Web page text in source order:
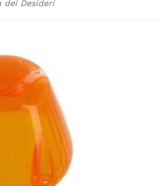
dei Desideri